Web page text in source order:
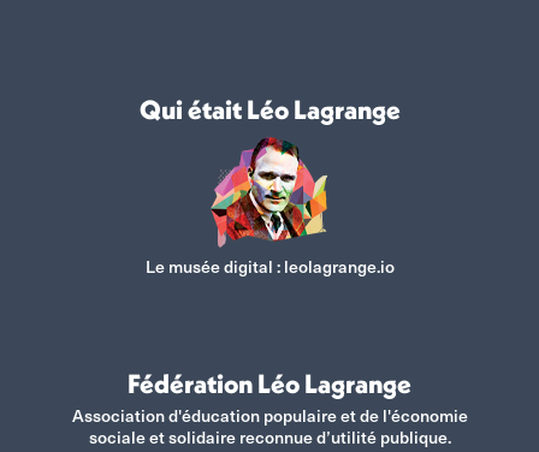
Qui était Léo Lagrange
Le musée digital :leolagrange.io
Fédération Léo Lagrange
Association d'éducation populaire et de l'économie
sociale et solidaire reconnue d’utilité publique.